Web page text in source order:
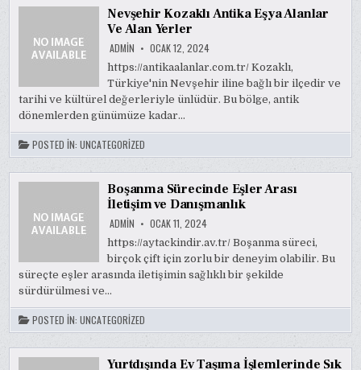
Nevşehir Kozaklı Antika Eşya Alanlar
Ve Alan Yerler
ADMIN OCAK 12, 2024
https://antikaalanlar.com.tr/ Kozaklı,
Türkiye'nin Nevşehir iline bağlı bir ilçedir ve
tarihi ve kültürel değerleriyle ünlüdür. Bu bölge, antik
dönemlerden günümüze kadar…
POSTED IN:UNCATEGORIZED
Boşanma Sürecinde Eşler Arası
İletişim ve Danışmanlık
ADMIN OCAK 11, 2024
https://aytackindir.av.tr/ Boşanma süreci,
birçok çift için zorlu bir deneyim olabilir. Bu
süreçte eşler arasında iletişimin sağlıklı bir şekilde
sürdürülmesi ve…
POSTED IN:UNCATEGORIZED
Yurtdışında Ev Taşıma İşlemlerinde Sık